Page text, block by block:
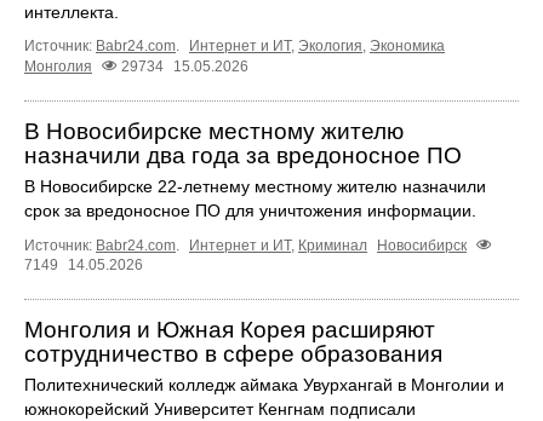
интеллекта.
Источник: Babr24.com. Интернет и ИТ, Экология, Экономика
Монголия
29734 15.05.2026
В Новосибирске местному жителю
назначили два года за вредоносное ПО
В Новосибирске 22-летнему местному жителю назначили
срок за вредоносное ПО для уничтожения информации.
Источник: Babr24.com. Интернет и ИТ, Криминал
Новосибирск
7149
14.05.2026
Монголия и Южная Корея расширяют
сотрудничество в сфере образования
Политехнический колледж аймака Увурхангай в Монголии и
южнокорейский Университет Кенгнам подписали